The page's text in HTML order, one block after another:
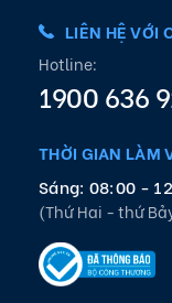
LIÊN HỆ VỚI
Hotline:
1900 636
THỜI GIAN LÀM
Sáng: 08:00 -
(Thứ Hai - thứ